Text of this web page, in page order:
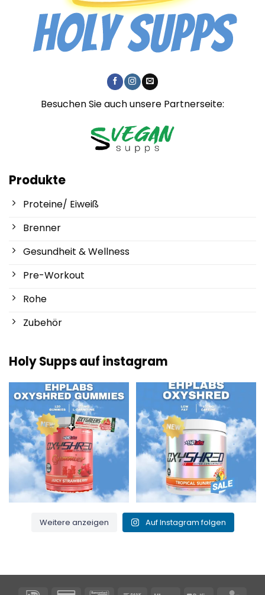
Besuchen Sie auch unsere Partnerseite:
Produkte
Proteine/ Eiweiß
Brenner
Gesundheit & Wellness
Pre-Workout
Rohe
Zubehör
Holy Supps auf instagram
Neu bei Holy Supps 🍬⚡
Die OxyShred Gummies von...
3 0
Mit wenig Fett und 150 mg Koffein
pro Portion! ⚡...
0 2
Weitere anzeigen Auf Instagram folgen